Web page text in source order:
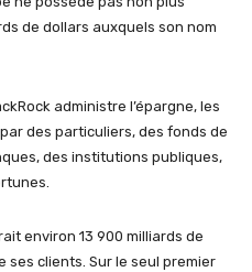
de dollars auxquels son nom
administre l’épargne, les
des particuliers, des fonds de
des institutions publiques,
environ 13 900 milliards de
ses clients. Sur le seul premier